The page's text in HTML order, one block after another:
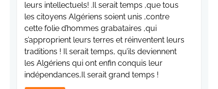
leurs intellectuels! .Il serait temps ,que tous
les citoyens Algériens soient unis ,contre
cette folie d’hommes grabataires ,qui
s’approprient leurs terres et réinventent leurs
traditions ! Il serait temps, qu’ils deviennent
les Algériens qui ont enfin conquis leur
indépendances,Il serait grand temps !